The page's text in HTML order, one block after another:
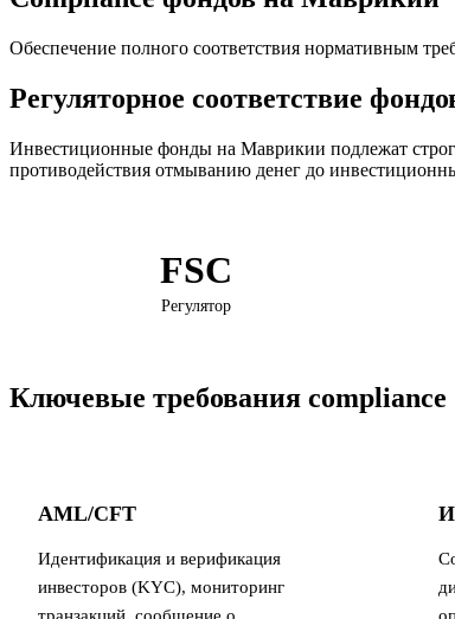
Обеспечение полного соответствия нормативным
Регуляторное соответствие
Инвестиционные фонды на Маврикии подлежат
противодействия отмыванию денег до
FSC
Регулятор
Ключевые требования compliance
AML/CFT
Идентификация и верификация
инвесторов (KYC), мониторинг
транзакций, сообщение о